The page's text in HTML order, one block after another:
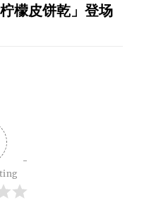
檬皮饼乾」登场